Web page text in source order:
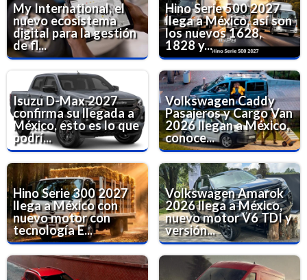
My International, el
nuevo ecosistema
digital para la gestión
de fl...
Hino Serie 500 2027
llega a México, así son
los nuevos 1628,
1828 y...
Isuzu D-Max 2027
confirma su llegada a
México, esto es lo que
podrí...
Volkswagen Caddy
Pasajeros y Cargo Van
2026 llegan a México,
conoce...
Hino Serie 300 2027
llega a México con
nuevo motor con
tecnología E...
Volkswagen Amarok
2026 llega a México,
nuevo motor V6 TDI y
versión...